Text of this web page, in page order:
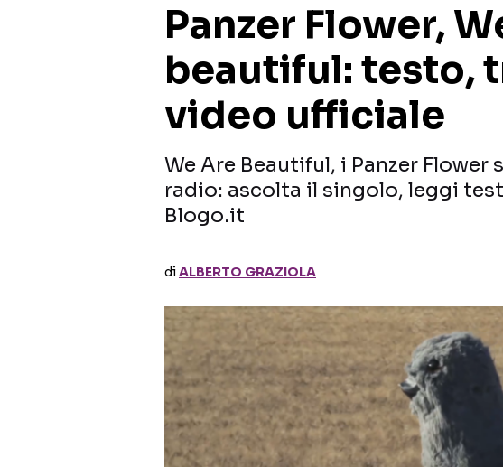
Panzer Flower,
beautiful: testo,
video ufficiale
We Are Beautiful, i Panzer
radio: ascolta il singolo, leggi
Blogo.it
diALBERTO GRAZIOLA